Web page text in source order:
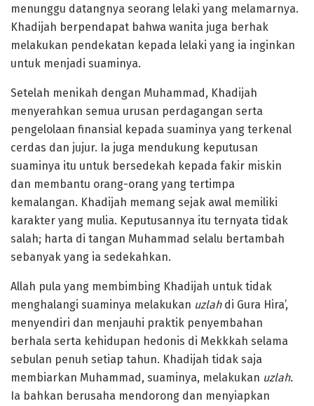
menunggu datangnya seorang lelaki yang melamarnya.
Khadijah berpendapat bahwa wanita juga berhak
melakukan pendekatan kepada lelaki yang ia inginkan
untuk menjadi suaminya.
Setelah menikah dengan Muhammad, Khadijah
menyerahkan semua urusan perdagangan serta
pengelolaan finansial kepada suaminya yang terkenal
cerdas dan jujur. Ia juga mendukung keputusan
suaminya itu untuk bersedekah kepada fakir miskin
dan membantu orang-orang yang tertimpa
kemalangan. Khadijah memang sejak awal memiliki
karakter yang mulia. Keputusannya itu ternyata tidak
salah; harta di tangan Muhammad selalu bertambah
sebanyak yang ia sedekahkan.
Allah pula yang membimbing Khadijah untuk tidak
menghalangi suaminya melakukan uzlahdi Gura Hira’,
menyendiri dan menjauhi praktik penyembahan
berhala serta kehidupan hedonis di Mekkkah selama
sebulan penuh setiap tahun. Khadijah tidak saja
membiarkan Muhammad, suaminya, melakukan uzlah.
Ia bahkan berusaha mendorong dan menyiapkan